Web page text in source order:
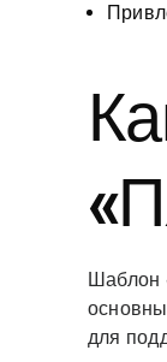
Шаблон
для